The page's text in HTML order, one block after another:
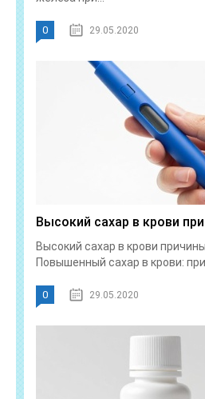
0 29.05.2020
Высокий сахар в крови
Высокий сахар в крови причины
Повышенный сахар в крови:
0 29.05.2020